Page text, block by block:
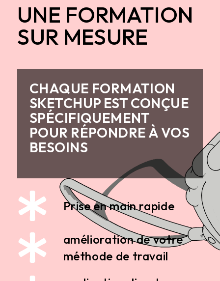
UNE FORMATION
SUR MESURE
CHAQUE FORMATION
SKETCHUP EST CONÇUE
SPÉCIFIQUEMENT
POUR RÉPONDRE À VOS
BESOINS
Prise en main rapide
amélioration de votre
méthode de travail